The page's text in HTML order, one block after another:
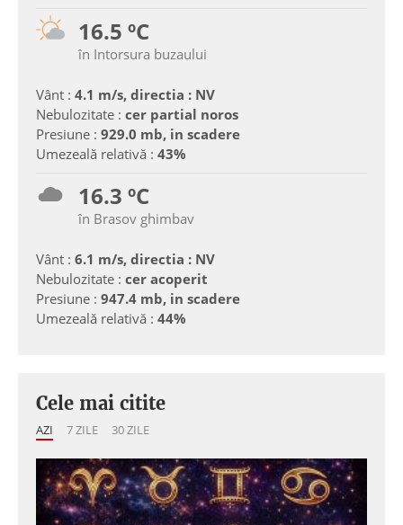
16.5 ºC
în Intorsura buzaului
Vânt : 4.1 m/s, directia : NV
Nebulozitate : cer partial noros
Presiune : 929.0 mb, in scadere
Umezeală relativă : 43%
16.3 ºC
în Brasov ghimbav
Vânt : 6.1 m/s, directia : NV
Nebulozitate : cer acoperit
Presiune : 947.4 mb, in scadere
Umezeală relativă : 44%
Cele mai citite
AZI 7 ZILE 30 ZILE